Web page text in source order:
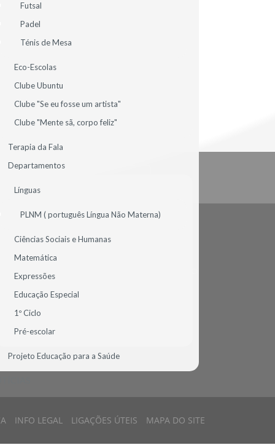
Futsal
Padel
Ténis de Mesa
Eco-Escolas
Clube Ubuntu
Clube "Se eu fosse um artista"
Clube "Mente sã, corpo feliz"
Terapia da Fala
Departamentos
Línguas
PLNM ( português Língua Não Materna)
Ciências Sociais e Humanas
Matemática
Expressões
Educação Especial
1º Ciclo
Pré-escolar
Projeto Educação para a Saúde
.pdf, 178 KB
CONTACTOS SEDE
AV.ª MIGUEL TORGA, N.º 44 - COLINAS DO CRUZEIRO
2675-644 ODIVELAS
PORTUGAL
INFO LEGAL LIGAÇÕES ÚTEIS MAPA DO SITE